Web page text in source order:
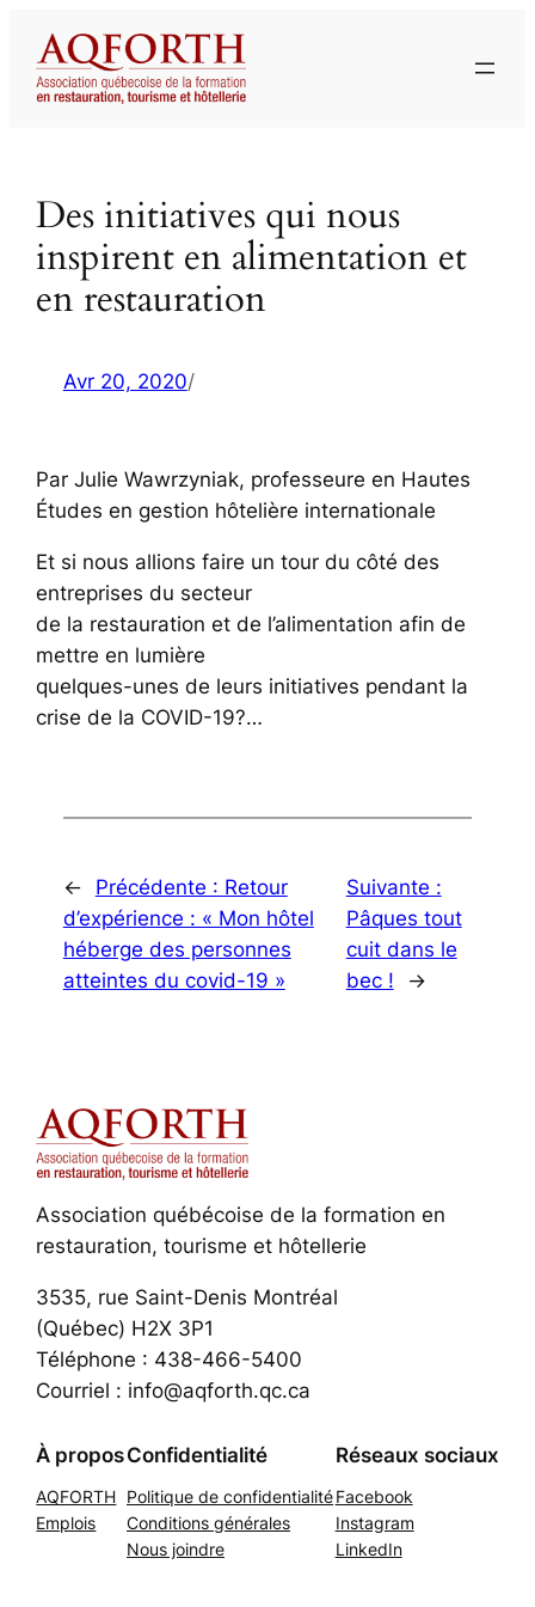
contenu
Des initiatives qui nous
inspirent en alimentation et
en restauration
Avr 20, 2020/
Par Julie Wawrzyniak, professeure en Hautes
Études en gestion hôtelière internationale
Et si nous allions faire un tour du côté des
entreprises du secteur
de la restauration et de l’alimentation afin de
mettre en lumière
quelques-unes de leurs initiatives pendant la
crise de la COVID-19?…
← Précédente : Retour
d’expérience : « Mon hôtel
héberge des personnes
atteintes du covid-19 »
Suivante :
Pâques tout
cuit dans le
bec !
→
Association québécoise de la formation en
restauration, tourisme et hôtellerie
3535, rue Saint-Denis Montréal
(Québec) H2X 3P1
Téléphone : 438-466-5400
Courriel : info@aqforth.qc.ca
À propos
AQFORTH
Emplois
Confidentialité
Politique de confidentialité
Conditions générales
Nous joindre
Réseaux sociaux
Facebook
Instagram
LinkedIn